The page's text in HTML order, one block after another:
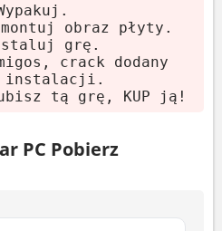
Gra zajmie
nie zapomnij się
obraz płyty.
grę.
crack dodany
instalacji.
tą grę, KUP ją!
PC Pobierz